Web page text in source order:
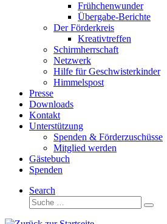
Frühchenwunder
Übergabe-Berichte
Der Förderkreis
Kreativtreffen
Schirmherrschaft
Netzwerk
Hilfe für Geschwisterkinder
Himmelspost
Presse
Downloads
Kontakt
Unterstützung
Spenden & Förderzuschüsse
Mitglied werden
Gästebuch
Spenden
Search
Suche
Suche